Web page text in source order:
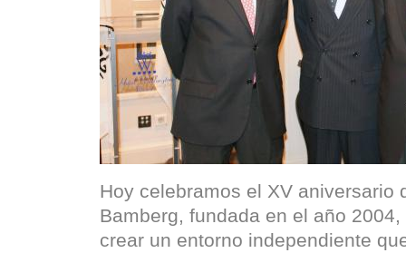
Hoy celebramos el XV aniversario
Bamberg, fundada en el año
crear un entorno independiente